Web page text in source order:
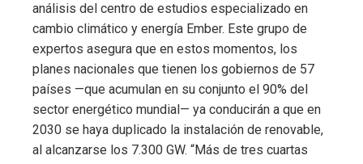
análisis del centro de estudios especializado en
cambio climático y energía Ember. Este grupo de
expertos asegura que en estos momentos, los
planes nacionales que tienen los gobiernos de 57
países —que acumulan en su conjunto el 90% del
sector energético mundial— ya conducirán a que en
2030 se haya duplicado la instalación de renovable,
al alcanzarse los 7.300 GW. “Más de tres cuartas